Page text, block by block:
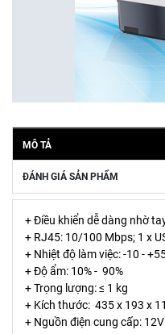
MÔ TẢ
ĐÁNH GIÁ SẢN PHẨM
+ Điều khiển dễ dàng nhờ
+ RJ45: 10/100 Mbps; 1 x
+ Nhiệt độ làm việc: -10 -
+ Độ ẩm: 10% - 90%
+ Trọng lượng: ≤ 1 kg
+ Kích thước: 435 x 193 x
+ Nguồn điện cung cấp: